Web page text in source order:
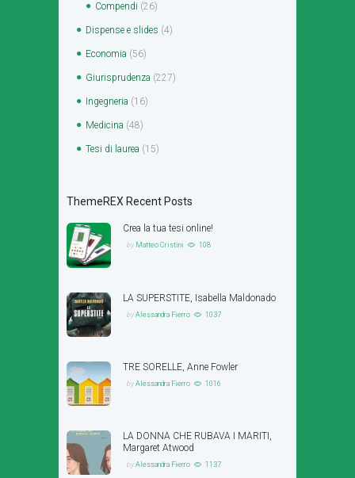
Compendi (26)
Dispense e slides (4)
Economia (56)
Giurisprudenza (227)
Ingegneria (16)
Medicina (48)
Tesi di laurea (15)
ThemeREX Recent Posts
Crea la tua tesi online!
by Matteo Cristini 108
LA SUPERSTITE, Isabella Maldonado
byAlessandra Fierro 1037
TRE SORELLE, Anne Fowler
byAlessandra Fierro 1016
LA DONNA CHE RUBAVA I MARITI,
Margaret Atwood
byAlessandra Fierro 1137